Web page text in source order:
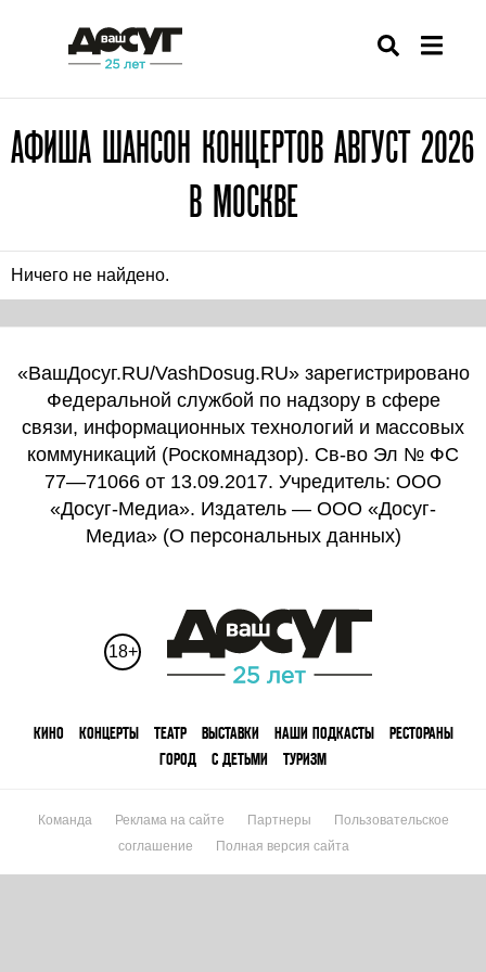
АФИША ШАНСОН КОНЦЕРТОВ АВГУСТ 2026
В МОСКВЕ
Ничего не найдено.
«ВашДосуг.RU/VashDosug.RU» зарегистрировано
Федеральной службой по надзору в сфере
связи, информационных технологий и массовых
коммуникаций (Роскомнадзор). Св-во Эл № ФС
77—71066 от 13.09.2017. Учредитель: ООО
«Досуг-Медиа». Издатель — ООО «Досуг-
Медиа» (О персональных данных)
18+
КИНО КОНЦЕРТЫ ТЕАТР ВЫСТАВКИ НАШИ ПОДКАСТЫ
РЕСТОРАНЫ
ГОРОД
С ДЕТЬМИ ТУРИЗМ
Команда Реклама на сайте Партнеры
Пользовательское
соглашение
Полная версия сайта